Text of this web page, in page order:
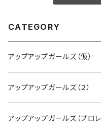
CATEGORY
アップアップガールズ（仮）
CD・DVD・Blu-ray
Tシャツ
アップアップガールズ（２）
Blu-ray
アップアップガールズ（プロレ